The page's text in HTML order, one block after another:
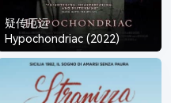
疑传厄运
Hypochondriac (2022)